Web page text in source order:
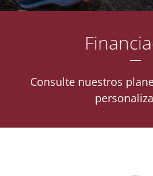
Consulte nuestros